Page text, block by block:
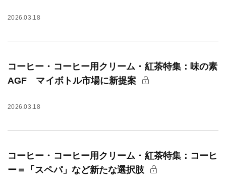
2026.03.18
コーヒー・コーヒー用クリーム・紅茶特集：味の素
AGF マイボトル市場に新提案
2026.03.18
コーヒー・コーヒー用クリーム・紅茶特集：コーヒ
ー＝「スペパ」など新たな選択肢